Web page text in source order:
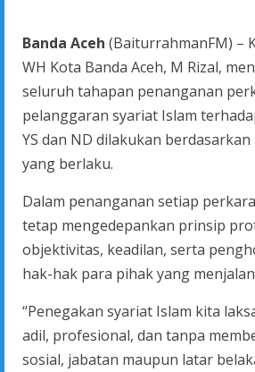
Banda Aceh (BaiturrahmanFM) –
WH Kota Banda Aceh, M Rizal,
seluruh tahapan penanganan
pelanggaran syariat Islam
YS dan ND dilakukan
yang berlaku.
Dalam penanganan setiap
tetap mengedepankan prinsip
objektivitas, keadilan, serta
hak-hak para pihak yang
“Penegakan syariat Islam kita
adil, profesional, dan tanpa
sosial, jabatan maupun latar